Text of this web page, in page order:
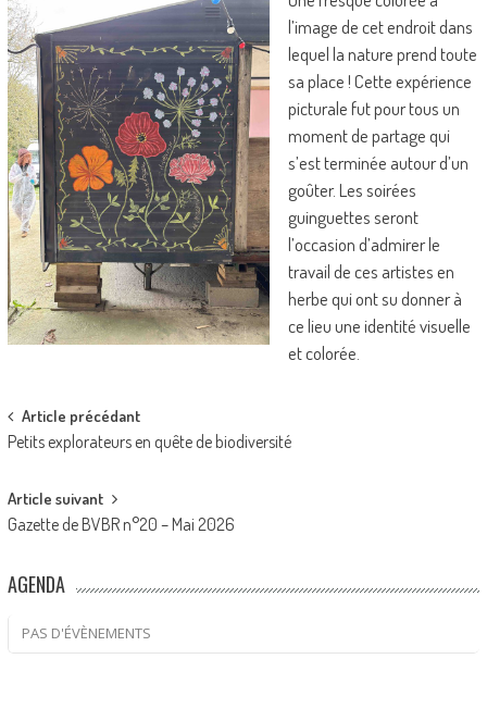
l’image de cet endroit dans
lequel la nature prend toute
sa place ! Cette expérience
picturale fut pour tous un
moment de partage qui
s’est terminée autour d’un
goûter. Les soirées
guinguettes seront
l’occasion d’admirer le
travail de ces artistes en
herbe qui ont su donner à
ce lieu une identité visuelle
et colorée.
Post
navigation
Article précédant
Petits explorateurs en quête de biodiversité
Article suivant
Gazette de BVBR n°20 – Mai 2026
AGENDA
PAS D'ÉVÈNEMENTS